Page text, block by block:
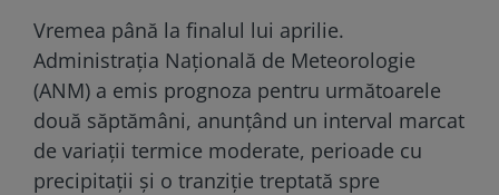
Vremea până la finalul lui aprilie.
Administrația Națională de Meteorologie
(ANM) a emis prognoza pentru următoarele
două săptămâni, anunțând un interval marcat
de variații termice moderate, perioade cu
precipitații și o tranziție treptată spre